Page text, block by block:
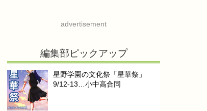
advertisement
編集部ピックアップ
星野学園の文化祭「星華祭」
9/12-13…小中高合同